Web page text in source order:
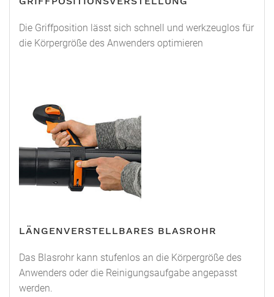
Die Griffposition lässt sich schnell und werkzeuglos für
die Körpergröße des Anwenders optimieren
LÄNGENVERSTELLBARES BLASROHR
Das Blasrohr kann stufenlos an die Körpergröße des
Anwenders oder die Reinigungsaufgabe angepasst
werden.